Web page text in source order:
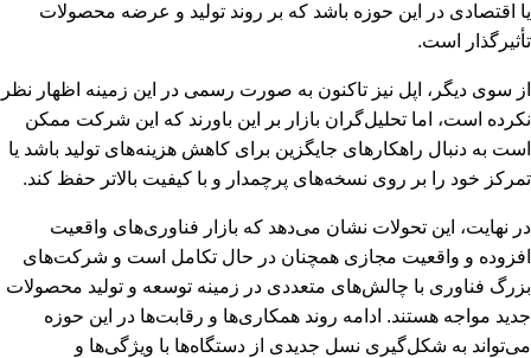
یا اقتصادی در این حوزه باشد که بر روند تولید و عرضه محصولات
تأثیرگذار است.
از سوی دیگر، اپل نیز تاکنون به صورت رسمی در این زمینه اظهار نظر
نکرده است، اما تحلیل‌گران بازار بر این باورند که این شرکت ممکن
است به دنبال راهکارهای جایگزین برای کاهش هزینه‌های تولید باشد یا
تمرکز خود را بر روی نسخه‌های پرچمدار و با کیفیت بالاتر حفظ کند.
در نهایت، این تحولات نشان می‌دهد که بازار فناوری‌های واقعیت
افزوده و واقعیت مجازی همچنان در حال تکامل است و شرکت‌های
بزرگ فناوری با چالش‌های متعددی در زمینه توسعه و تولید محصولات
جدید مواجه هستند. ادامه روند همکاری‌ها و رقابت‌ها در این حوزه
می‌تواند به شکل‌گیری نسل جدیدی از دستگاه‌ها با ویژگی‌ها و